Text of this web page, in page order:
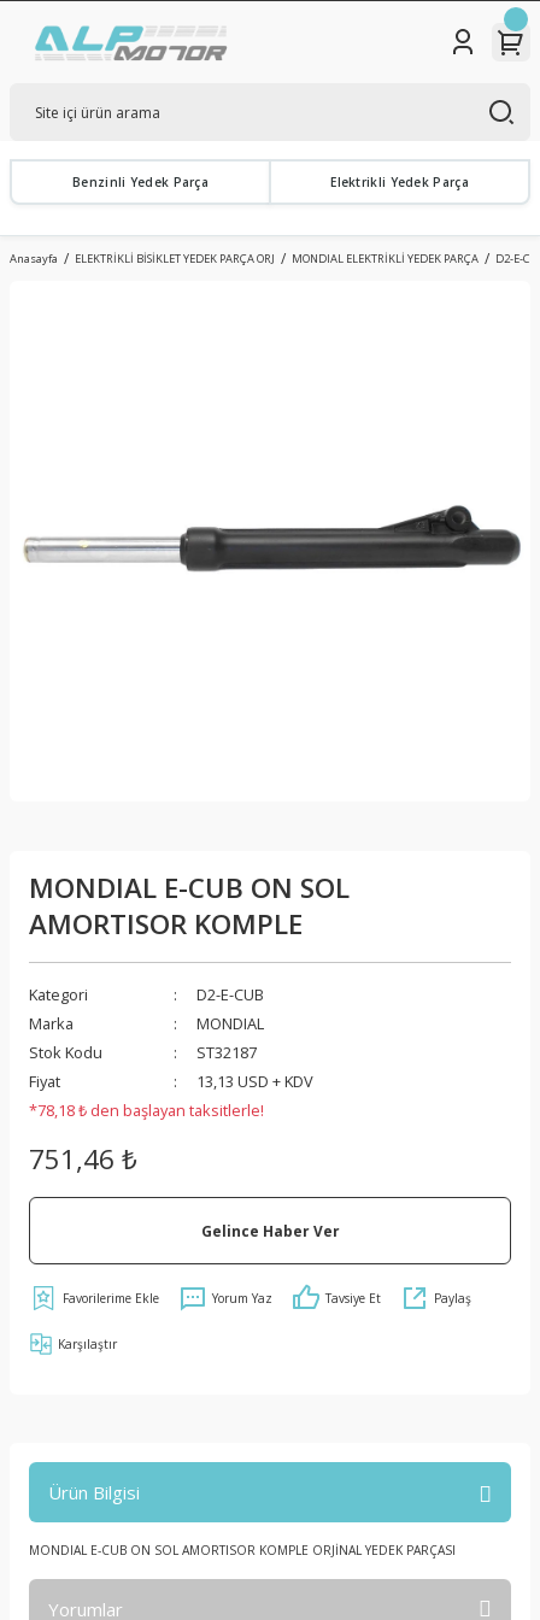
Benzinli Yedek Parça Elektrikli Yedek Parça
Anasayfa ELEKTRİKLİ BİSİKLET YEDEK PARÇA ORJ MONDIAL ELEKTRİKLİ YEDEK PARÇA D2-E-
MONDIAL E-CUB ON SOL
AMORTISOR KOMPLE
Kategori
D2-E-CUB
Marka
MONDIAL
Stok Kodu
ST32187
Fiyat
13,13 USD + KDV
*78,18 ₺ den başlayan taksitlerle!
751,46 ₺
Gelince Haber Ver
Yorum Yaz Tavsiye Et Paylaş
Karşılaştır
Ürün Bilgisi
MONDIAL E-CUB ON SOL AMORTISOR KOMPLE ORJİNAL YEDEK PARÇASI
Yorumlar